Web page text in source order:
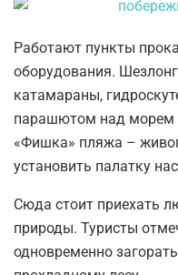
Работают пункты
оборудования.
катамараны,
парашютом над морем
«Фишка» пляжа –
установить палатку
Сюда стоит приехать
природы. Туристы
одновременно